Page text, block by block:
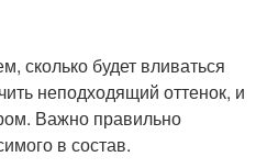
сколько будет вливаться
неподходящий оттенок, и
Важно правильно
в состав.